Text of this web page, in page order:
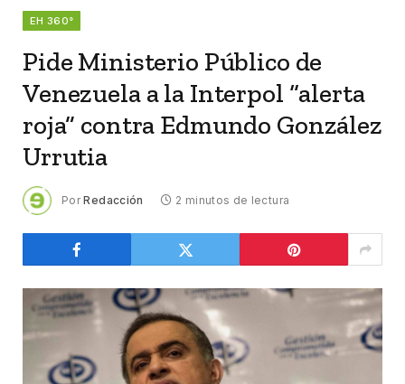
EH 360°
Pide Ministerio Público de
Venezuela a la Interpol “alerta
roja” contra Edmundo González
Urrutia
Por Redacción 2 minutos de lectura